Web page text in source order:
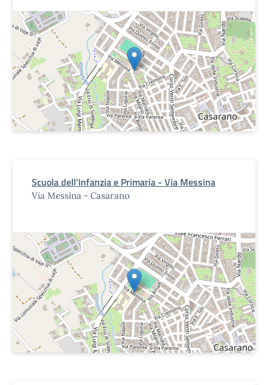
Scuola dell'Infanzia e Primaria - Via Messina
Via Messina - Casarano